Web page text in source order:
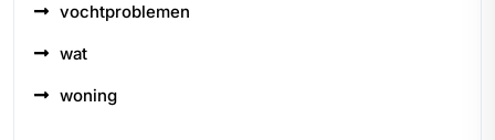
vochtproblemen
wat
woning